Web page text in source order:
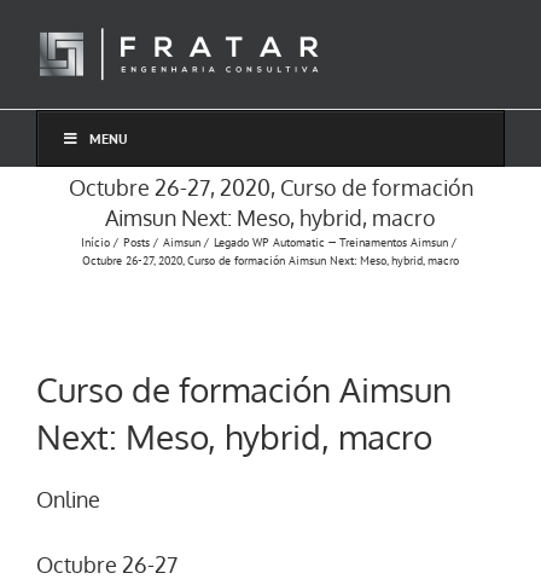
conteúdo
MENU
Octubre 26-27, 2020, Curso de formación
Aimsun Next: Meso, hybrid, macro
Início Posts Aimsun
Legado WP Automatic — Treinamentos Aimsun
Octubre 26-27, 2020, Curso de formación Aimsun Next: Meso, hybrid, macro
Curso de formación Aimsun
Next: Meso, hybrid, macro
Online
Octubre 26-27